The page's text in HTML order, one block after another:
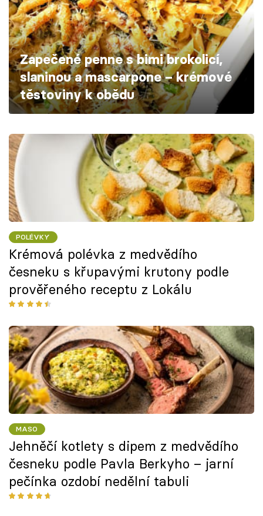
Škola vaření
Recepty z TV
Speciál: Cuketa
Těhotnej kuchař
Přihlášení
Sledujte nás
Zapečené penne s bimi brokolicí,
slaninou a mascarpone – krémové
těstoviny k obědu
POLÉVKY
Krémová polévka z medvědího
česneku s křupavými krutony podle
prověřeného receptu z Lokálu
MASO
Jehněčí kotlety s dipem z medvědího
česneku podle Pavla Berkyho – jarní
pečínka ozdobí nedělní tabuli